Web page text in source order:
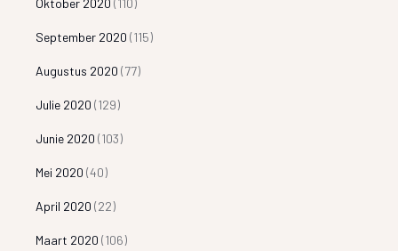
Oktober 2020 (110)
September 2020 (115)
Augustus 2020 (77)
Julie 2020 (129)
Junie 2020 (103)
Mei 2020 (40)
April 2020 (22)
Maart 2020 (106)